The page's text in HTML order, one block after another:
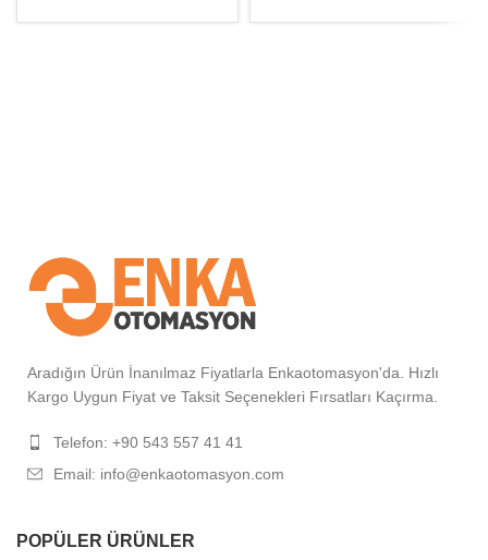
Aradığın Ürün İnanılmaz Fiyatlarla Enkaotomasyon'da. Hızlı
Kargo Uygun Fiyat ve Taksit Seçenekleri Fırsatları Kaçırma.
Telefon: +90 543 557 41 41
Email: info@enkaotomasyon.com
POPÜLER ÜRÜNLER